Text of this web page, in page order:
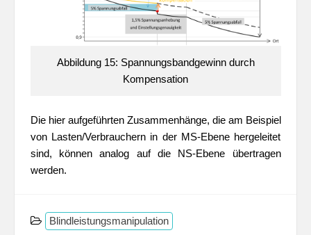
Abbildung 15: Spannungsbandgewinn durch
Kompensation
Die hier aufgeführten Zusammenhänge, die am Beispiel
von Lasten/Verbrauchern in der MS-Ebene hergeleitet
sind, können analog auf die NS-Ebene übertragen
werden.
Blindleistungsmanipulation